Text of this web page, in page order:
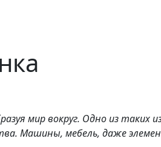
мир вокруг. Одно из
Машины, мебель, даже